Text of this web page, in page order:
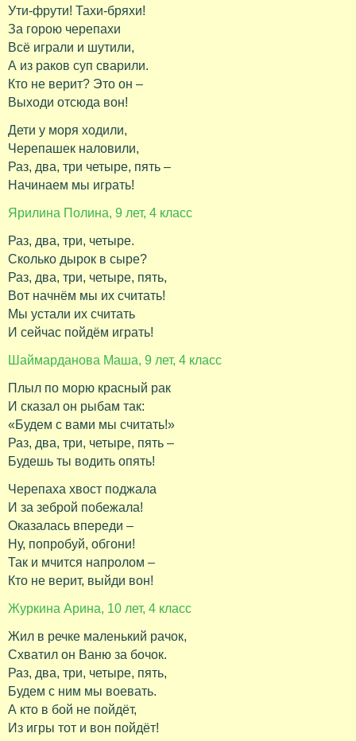
Ути-фрути! Тахи-бряхи!
За горою черепахи
Всё играли и шутили,
А из раков суп сварили.
Кто не верит? Это он –
Выходи отсюда вон!
Дети у моря ходили,
Черепашек наловили,
Раз, два, три четыре, пять –
Начинаем мы играть!
Ярилина Полина, 9 лет, 4 класс
Раз, два, три, четыре.
Сколько дырок в сыре?
Раз, два, три, четыре, пять,
Вот начнём мы их считать!
Мы устали их считать
И сейчас пойдём играть!
Шаймарданова Маша, 9 лет, 4 класс
Плыл по морю красный рак
И сказал он рыбам так:
«Будем с вами мы считать!»
Раз, два, три, четыре, пять –
Будешь ты водить опять!
Черепаха хвост поджала
И за зеброй побежала!
Оказалась впереди –
Ну, попробуй, обгони!
Так и мчится напролом –
Кто не верит, выйди вон!
Журкина Арина, 10 лет, 4 класс
Жил в речке маленький рачок,
Схватил он Ваню за бочок.
Раз, два, три, четыре, пять,
Будем с ним мы воевать.
А кто в бой не пойдёт,
Из игры тот и вон пойдёт!